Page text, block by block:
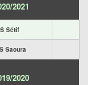
2021
Sétif
Saoura
2020